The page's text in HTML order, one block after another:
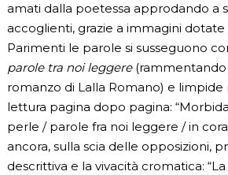
amati dalla poetessa approdando a
accoglienti, grazie a immagini dotate
Parimenti le parole si susseguono
parole tra noi leggere
romanzo di Lalla Romano) e
lettura pagina dopo pagina:
perle / parole fra noi leggere / in
ancora, sulla scia delle opposizioni,
descrittiva e la vivacità cromatica: